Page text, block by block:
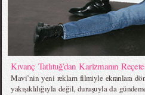
Kıvanç Tatlıtuğ’dan Karizmanın
Mavi’nin yeni reklam filmiyle ekranlara
yakışıklılığıyla değil, duruşuyla da